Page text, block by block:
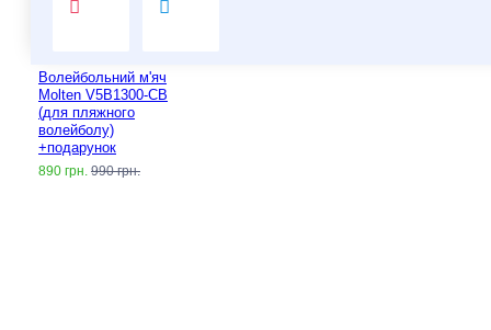
Волейбольний м'яч
Molten V5B1300-CB
(для пляжного
волейболу)
+подарунок
890 грн. 990 грн.